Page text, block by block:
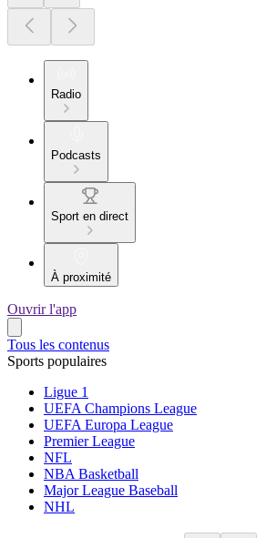
Radio
Podcasts
Sport en direct
À proximité
Ouvrir l'app
Tous les contenus
Sports populaires
Ligue 1
UEFA Champions League
UEFA Europa League
Premier League
NFL
NBA Basketball
Major League Baseball
NHL